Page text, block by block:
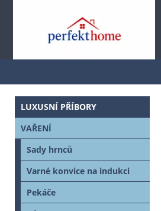
LUXUSNÍ PŘÍBORY
VAŘENÍ
Sady hrnců
Varné konvice na indukci
Pekáče